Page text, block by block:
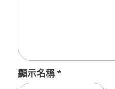
顯示名稱*